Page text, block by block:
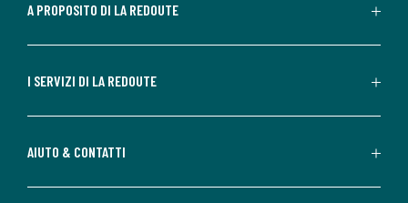
A PROPOSITO DI LA REDOUTE
I SERVIZI DI LA REDOUTE
AIUTO & CONTATTI